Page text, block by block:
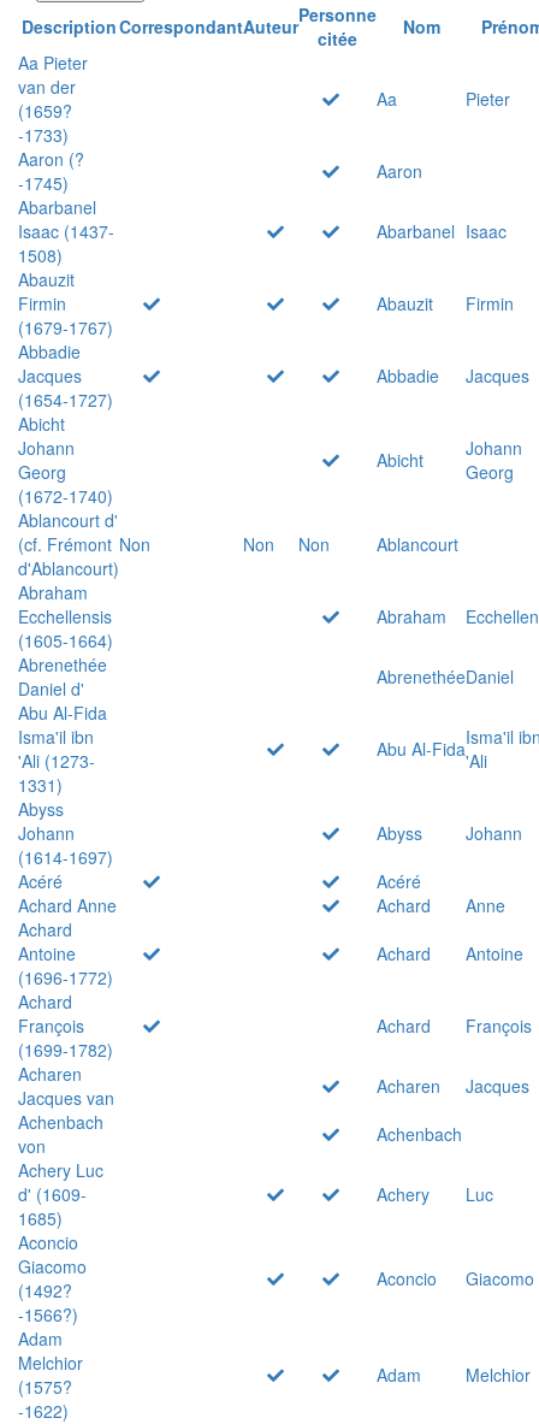
DescriptionCorrespondantAuteurPersonne
citée
Nom
Aa Pieter
van der
(1659?
-1733)
Aa Pieter
Aaron (?
-1745)
Aaron
Abarbanel
Isaac (1437-
1508)
Abarbanel Isaac
Abauzit
Firmin
(1679-1767)
Abauzit
Firmin
Abbadie
Jacques
(1654-1727)
Abbadie
Jacques
Abicht
Johann
Georg
(1672-1740)
Abicht
Johann
Georg
Ablancourt d'
(cf. Frémont
d'Ablancourt)
Non Non Non
Ablancourt
Abraham
Ecchellensis
(1605-1664)
Abraham
Abrenethée
Daniel d'
AbrenethéeDaniel
Abu Al-Fida
Isma'il ibn
'Ali (1273-
1331)
Abu Al-FidaIsma'il
'Ali
Abyss
Johann
(1614-1697)
Abyss
Johann
Acéré
Acéré
Achard Anne
Achard
Anne
Achard
Antoine
(1696-1772)
Achard
Antoine
Achard
François
(1699-1782)
Achard
François
Acharen
Jacques van
Acharen
Jacques
Achenbach
von
Achenbach
Achery Luc
d' (1609-
1685)
Achery
Luc
Aconcio
Giacomo
(1492?
-1566?)
Aconcio Giacomo
Adam
Melchior
(1575?
-1622)
Adam Melchior